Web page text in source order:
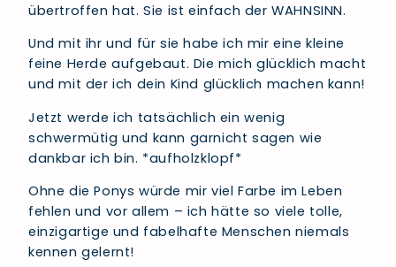
übertroffen hat. Sie ist einfach der WAHNSINN.
Und mit ihr und für sie habe ich mir eine kleine
feine Herde aufgebaut. Die mich glücklich macht
und mit der ich dein Kind glücklich machen kann!
Jetzt werde ich tatsächlich ein wenig
schwermütig und kann garnicht sagen wie
dankbar ich bin. *aufholzklopf*
Ohne die Ponys würde mir viel Farbe im Leben
fehlen und vor allem – ich hätte so viele tolle,
einzigartige und fabelhafte Menschen niemals
kennen gelernt!